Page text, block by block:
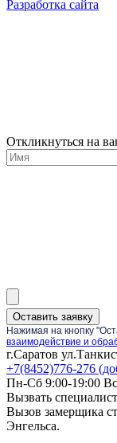
Разработка сайта
Откликнуться на
Оставить заявку
Нажимая на кнопку
взаимодействие и
г.Саратов
+7(8452)776-276
Пн-Сб 9:00-19:00
Вызвать
Вызов замерщика
Энгельса.